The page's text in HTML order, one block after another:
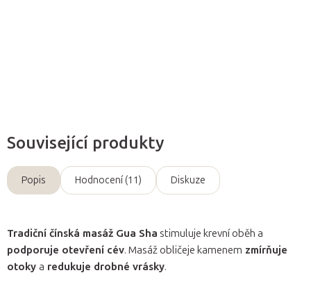
Související produkty
Popis Hodnocení (11) Diskuze
Tradiční čínská masáž Gua Sha stimuluje krevní oběh a
podporuje otevření cév. Masáž obličeje kamenem zmírňuje
otoky a redukuje drobné vrásky.